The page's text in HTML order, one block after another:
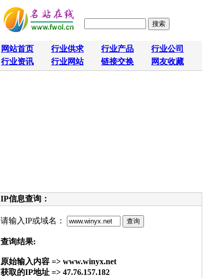
网站首页 行业供求 行业产品
行业公司
行业资讯
行业网站 链接交换 网友收藏
IP信息查询：
请输入IP或域名：
查询结果:
原始输入内容 => www.winyx.net
获取的IP地址 => 47.76.157.182